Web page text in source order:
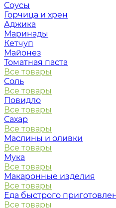
Соусы
Горчица и хрен
Аджика
Маринады
Кетчуп
Майонез
Томатная паста
Все товары
Соль
Все товары
Повидло
Все товары
Сахар
Все товары
Маслины и оливки
Все товары
Мука
Все товары
Макаронные изделия
Все товары
Еда быстрого
Все товары